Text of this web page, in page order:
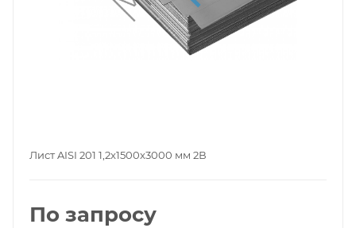
Лист AISI 201 1,2x1500x3000 мм 2В
По запросу